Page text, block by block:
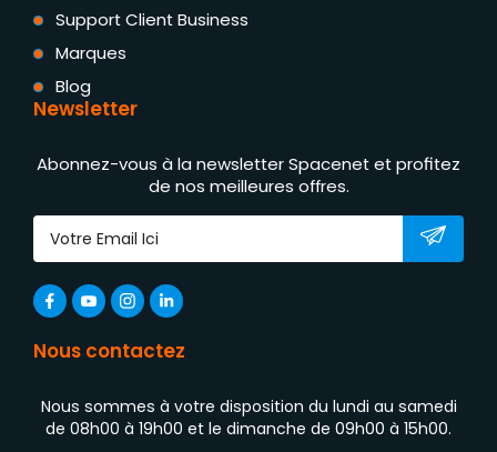
Support Client Business
Marques
Blog
Newsletter
Abonnez-vous à la newsletter Spacenet et profitez
de nos meilleures offres.
Nous contactez
Nous sommes à votre disposition du lundi au samedi
de 08h00 à 19h00 et le dimanche de 09h00 à 15h00.